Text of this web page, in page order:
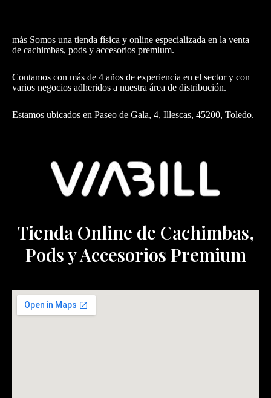
más Somos una tienda física y online especializada en la venta
de cachimbas, pods y accesorios premium.
Contamos con más de 4 años de experiencia en el sector y con
varios negocios adheridos a nuestra área de distribución.
Estamos ubicados en Paseo de Gala, 4, Illescas, 45200, Toledo.
Tienda Online de Cachimbas,
Pods y Accesorios Premium